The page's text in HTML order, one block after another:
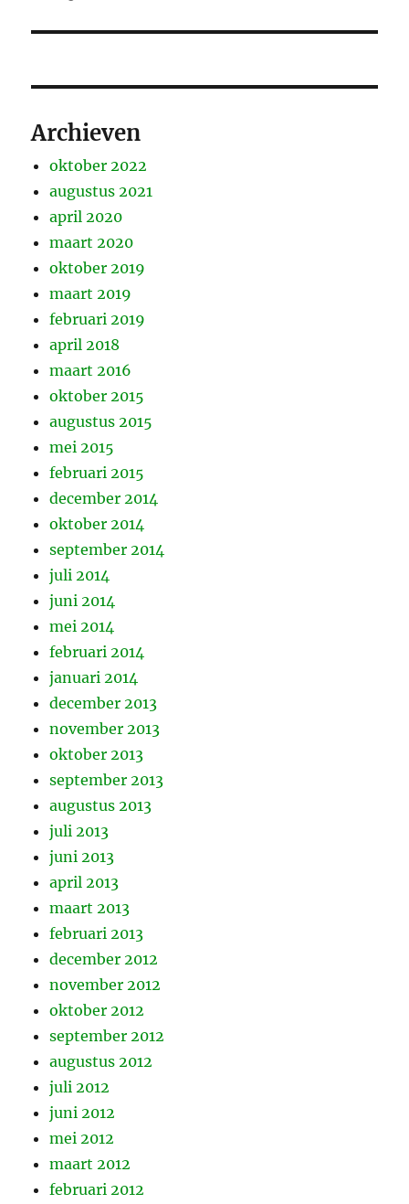
Archieven
oktober 2022
augustus 2021
april 2020
maart 2020
oktober 2019
maart 2019
februari 2019
april 2018
maart 2016
oktober 2015
augustus 2015
mei 2015
februari 2015
december 2014
oktober 2014
september 2014
juli 2014
juni 2014
mei 2014
februari 2014
januari 2014
december 2013
november 2013
oktober 2013
september 2013
augustus 2013
juli 2013
juni 2013
april 2013
maart 2013
februari 2013
december 2012
november 2012
oktober 2012
september 2012
augustus 2012
juli 2012
juni 2012
mei 2012
maart 2012
februari 2012